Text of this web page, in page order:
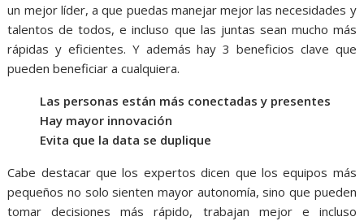
un mejor líder, a que puedas manejar mejor las necesidades y
talentos de todos, e incluso que las juntas sean mucho más
rápidas y eficientes. Y además hay 3 beneficios clave que
pueden beneficiar a cualquiera.
Las personas están más conectadas y presentes
Hay mayor innovación
Evita que la data se duplique
Cabe destacar que los expertos dicen que los equipos más
pequeños no solo sienten mayor autonomía, sino que pueden
tomar decisiones más rápido, trabajan mejor e incluso